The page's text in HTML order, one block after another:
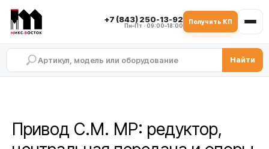
+7 (843) 250-13-92
Пн–Пт · 09:00–18:00
Получить КП
Найти
Привод C.M. MP: редуктор,